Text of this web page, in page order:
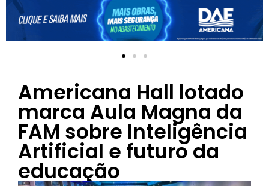
Americana Hall lotado
marca Aula Magna da
FAM sobre Inteligência
Artificial e futuro da
educação